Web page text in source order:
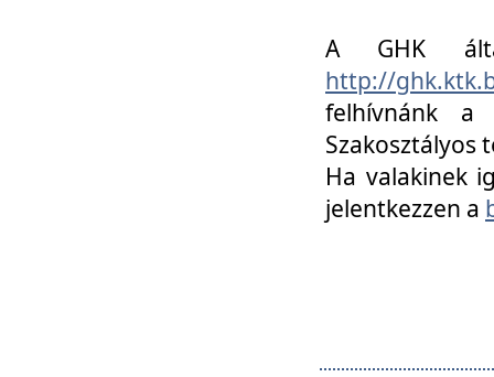
A GHK
http://
felhívnánk a
Szakosztályos
Ha valakinek
jelentkezzen a